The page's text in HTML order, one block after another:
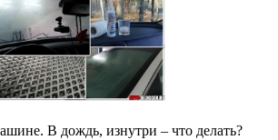
В дождь, изнутри – что делать?